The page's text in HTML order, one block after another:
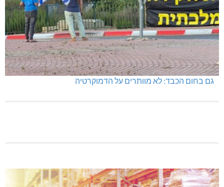
גם בחום הכבד: לא מוותרים על הדמוקרטיה